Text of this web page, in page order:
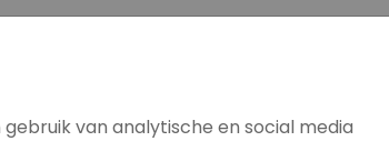
kunnen voorzien zijn wij voor de
huidige vrijwilligers niet te veel te
( tel: 06-14118514)
gebruik van analytische en social media